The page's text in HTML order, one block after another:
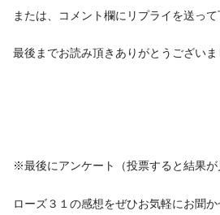
または、コメント欄にリプライを送って
最後までお読み頂きありがとうございま
※最後にアンケート（投票すると結果が
ローズ３１の感想をぜひお気軽にお聞